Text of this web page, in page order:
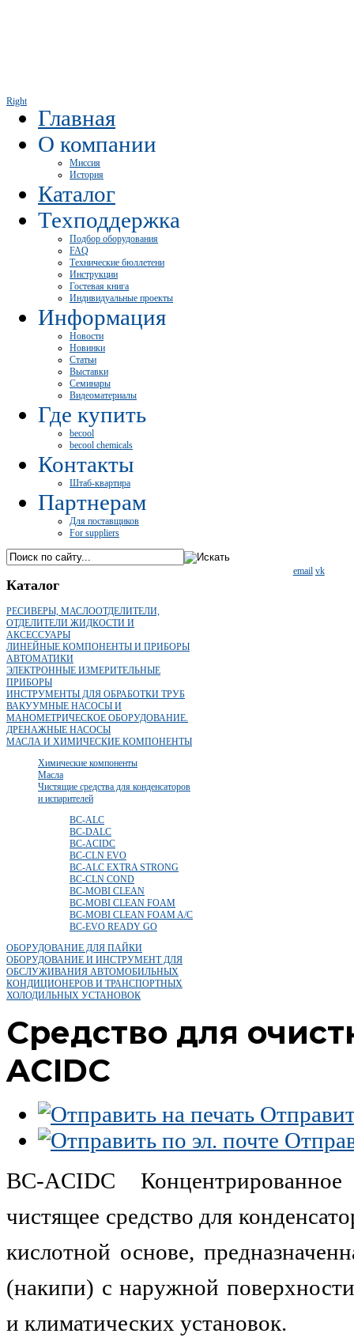
Right
Главная
О компании
Миссия
История
Каталог
Техподдержка
Подбор оборудования
FAQ
Технические бюллетени
Инструкции
Гостевая книга
Индивидуальные проекты
Информация
Новости
Новинки
Статьи
Выставки
Семинары
Видеоматериалы
Где купить
becool
becool chemicals
Контакты
Штаб-квартира
Партнерам
Для поставщиков
For suppliers
email vk
Каталог
РЕСИВЕРЫ, МАСЛООТДЕЛИТЕЛИ,
ОТДЕЛИТЕЛИ ЖИДКОСТИ И
АКСЕССУАРЫ
ЛИНЕЙНЫЕ КОМПОНЕНТЫ И ПРИБОРЫ
АВТОМАТИКИ
ЭЛЕКТРОННЫЕ ИЗМЕРИТЕЛЬНЫЕ
ПРИБОРЫ
ИНСТРУМЕНТЫ ДЛЯ ОБРАБОТКИ ТРУБ
ВАКУУМНЫЕ НАСОСЫ И
МАНОМЕТРИЧЕСКОЕ ОБОРУДОВАНИЕ.
ДРЕНАЖНЫЕ НАСОСЫ
МАСЛА И ХИМИЧЕСКИЕ КОМПОНЕНТЫ
Химические компоненты
Масла
Чистящие средства для конденсаторов
и испарителей
BC-ALC
BC-DALC
BC-ACIDC
BC-CLN EVO
BC-ALC EXTRA STRONG
BC-CLN COND
BC-MOBI CLEAN
BC-MOBI CLEAN FOAM
BC-MOBI CLEAN FOAM A/C
BC-EVO READY GO
ОБОРУДОВАНИЕ ДЛЯ ПАЙКИ
ОБОРУДОВАНИЕ И ИНСТРУМЕНТ ДЛЯ
ОБСЛУЖИВАНИЯ АВТОМОБИЛЬНЫХ
КОНДИЦИОНЕРОВ И ТРАНСПОРТНЫХ
ХОЛОДИЛЬНЫХ УСТАНОВОК
Средство для
ACIDC
BC-ACIDC Концентрированное
чистящее средство для
кислотной основе,
(накипи) с наружной
и климатических установок.